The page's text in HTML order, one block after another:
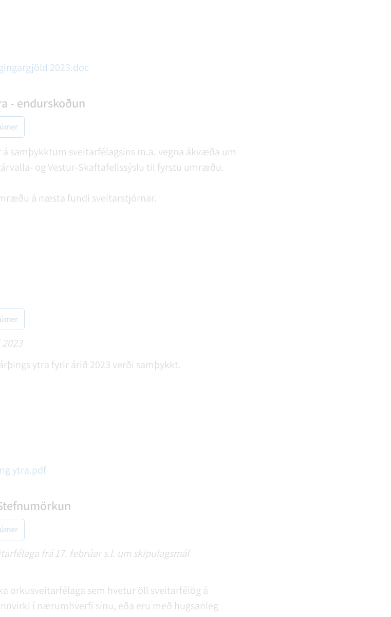
2023.doc
- endurskoðun
samþykktum sveitarfélagsins m.a. vegna ákvæða um
og Vestur-Skaftafellssýslu til fyrstu umræðu.
á næsta fundi sveitarstjórnar.
ytra fyrir árið 2023 verði samþykkt.
ytra.pdf
frá 17. febrúar s.l. um skipulagsmál
orkusveitarfélaga sem hvetur öll sveitarfélög á
í nærumhverfi sínu, eða eru með hugsanleg